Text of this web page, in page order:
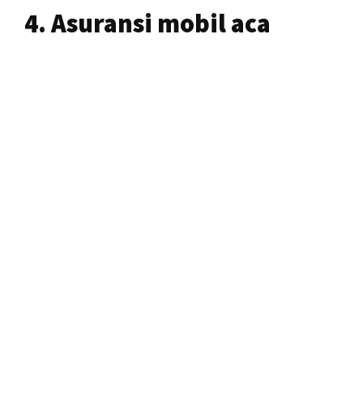
4. Asuransi mobil aca